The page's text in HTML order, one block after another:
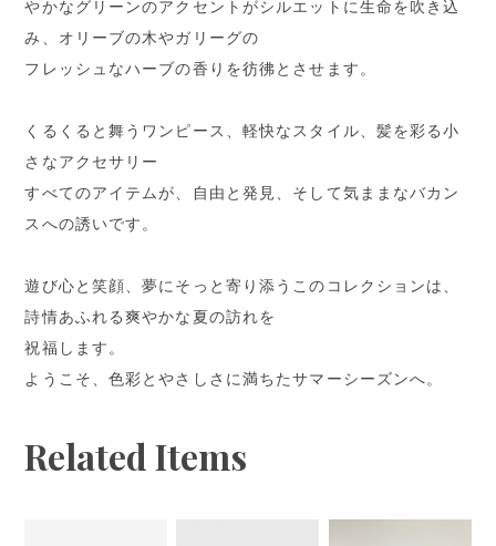
やかなグリーンのアクセントがシルエットに生命を吹き込
み、オリーブの木やガリーグの
フレッシュなハーブの香りを彷彿とさせます。
くるくると舞うワンピース、軽快なスタイル、髪を彩る小
さなアクセサリー
すべてのアイテムが、自由と発見、そして気ままなバカン
スへの誘いです。
遊び心と笑顔、夢にそっと寄り添うこのコレクションは、
詩情あふれる爽やかな夏の訪れを
祝福します。
ようこそ、色彩とやさしさに満ちたサマーシーズンへ。
Related Items